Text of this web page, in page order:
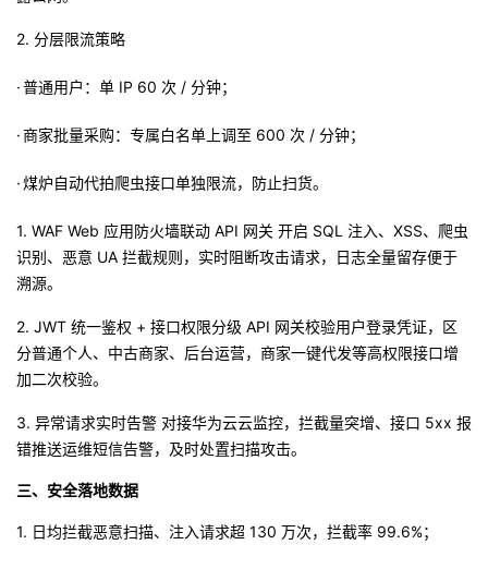
我
的
课
程
我
的
认
证
我
的
实
验
我
的
收
的
技
术
支
我
的
云
声
议
2. 分层限流策略
·普通用户：单 IP 60 次 / 分钟；
·商家批量采购：专属白名单上调至 600 次 / 分钟；
·煤炉自动代拍爬虫接口单独限流，防止扫货。
1. WAF Web 应用防火墙联动 API 网关 开启 SQL 注入、 XSS、爬虫
识别、恶意 UA 拦截规则，实时阻断攻击请求，日志全量留存便于
溯源。
2. JWT 统一鉴权 + 接口权限分级 API 网关校验用户登录凭证，区
分普通个人、中古商家、后台运营，商家一键代发等高权限接口增
加二次校验。
3. 异常请求实时告警 对接华为云云监控，拦截量突增、接口 5xx 报
错推送运维短信告警，及时处置扫描攻击。
三、安全落地数据
1. 日均拦截恶意扫描、注入请求超 130 万次，拦截率 99.6%；